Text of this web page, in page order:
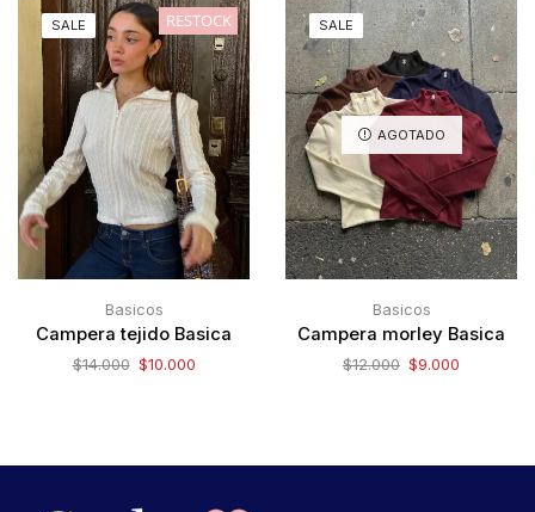
SALE RESTOCK
Basicos
Campera tejido Basica
$14.000 $10.000
SALE
AGOTADO
Basicos
Campera morley Basica
$12.000 $9.000